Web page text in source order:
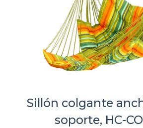
Sillón colgante
soporte, HC-